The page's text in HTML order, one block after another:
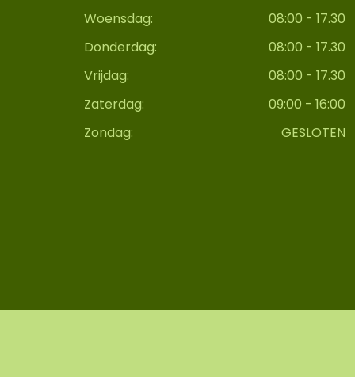
Woensdag:
08:00 - 17.30
Donderdag:
08:00 - 17.30
Vrijdag:
08:00 - 17.30
Zaterdag:
09:00 - 16:00
Zondag:
GESLOTEN